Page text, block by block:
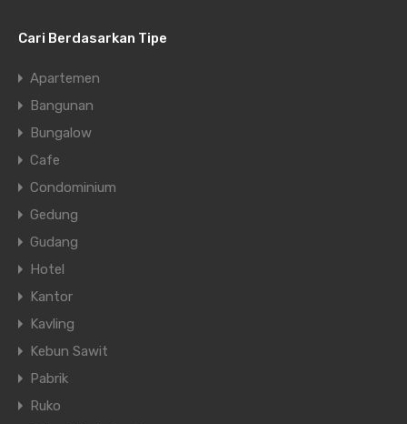
Cari Berdasarkan Tipe
Apartemen
Bangunan
Bungalow
Cafe
Condominium
Gedung
Gudang
Hotel
Kantor
Kavling
Kebun Sawit
Pabrik
Ruko